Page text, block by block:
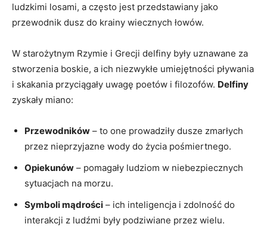
ludzkimi losami, a często jest przedstawiany jako
przewodnik dusz do krainy wiecznych łowów.
W starożytnym Rzymie i Grecji delfiny były uznawane za
stworzenia boskie, a ich niezwykłe umiejętności pływania
i skakania przyciągały uwagę poetów i filozofów. Delfiny
zyskały miano:
Przewodników – to one prowadziły dusze zmarłych
przez nieprzyjazne wody do życia pośmiertnego.
Opiekunów – pomagały ludziom w niebezpiecznych
sytuacjach na morzu.
Symboli mądrości – ich inteligencja i zdolność do
interakcji z ludźmi były podziwiane przez wielu.